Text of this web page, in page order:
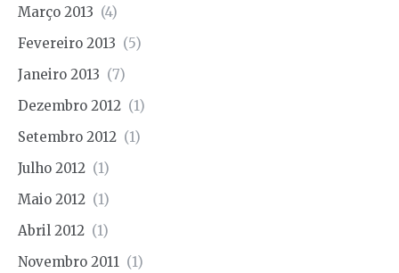
Março 2013 (4)
Fevereiro 2013 (5)
Janeiro 2013 (7)
Dezembro 2012 (1)
Setembro 2012 (1)
Julho 2012 (1)
Maio 2012 (1)
Abril 2012 (1)
Novembro 2011 (1)